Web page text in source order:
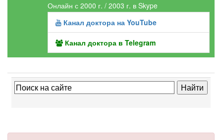
Онлайн с 2000 г. / 2003 г. в Skype
Канал доктора на YouTube
Канал доктора в Telegram